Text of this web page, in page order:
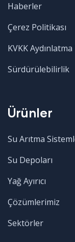
Haberler
Çerez Politikası
KVKK
Sürdürülebilirlik
Ürünler
Su Arıtma
Su Depoları
Yağ Ayırıcı
Çözümlerimiz
Sektörler